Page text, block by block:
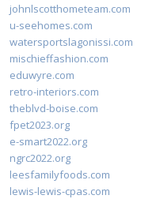
johnlscotthometeam.com
u-seehomes.com
watersportslagonissi.com
mischieffashion.com
eduwyre.com
retro-interiors.com
theblvd-boise.com
fpet2023.org
e-smart2022.org
ngrc2022.org
leesfamilyfoods.com
lewis-lewis-cpas.com